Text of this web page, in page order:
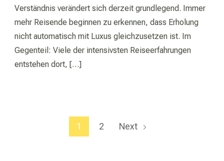
Verständnis verändert sich derzeit grundlegend. Immer
mehr Reisende beginnen zu erkennen, dass Erholung
nicht automatisch mit Luxus gleichzusetzen ist. Im
Gegenteil: Viele der intensivsten Reiseerfahrungen
entstehen dort, […]
Seitennummerierung
Page
1 Page
2 Next